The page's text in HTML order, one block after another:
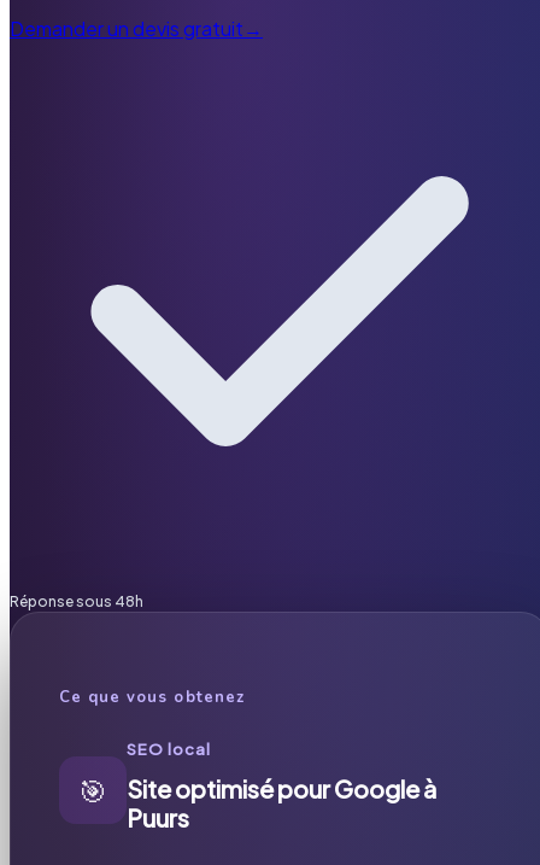
Demander un devis gratuit→
Réponse sous 48h
Ce que vous obtenez
🎯
SEO local
Site optimisé pour Google à
Puurs